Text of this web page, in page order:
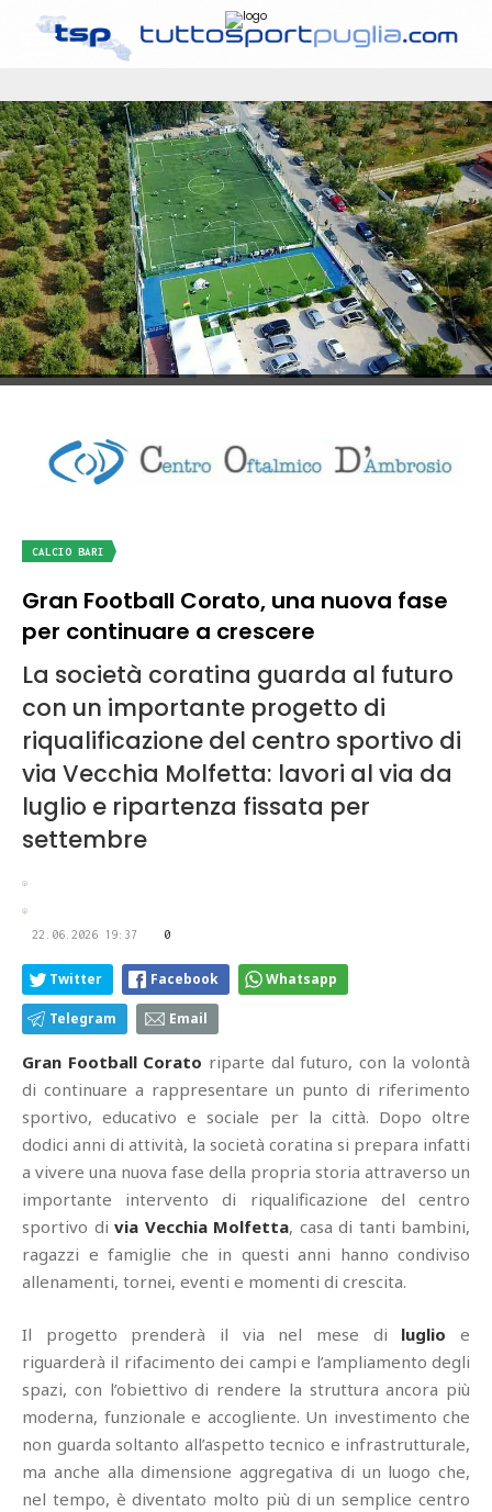
CALCIO BARI
Gran Football Corato, una nuova fase
per continuare a crescere
La società coratina guarda al futuro
con un importante progetto di
riqualificazione del centro sportivo di
via Vecchia Molfetta: lavori al via da
luglio e ripartenza fissata per
settembre
22.06.2026 19:37 0
Twitter Facebook Whatsapp
Telegram Email
Gran Football Corato riparte dal futuro, con la volontà
di continuare a rappresentare un punto di riferimento
sportivo, educativo e sociale per la città. Dopo oltre
dodici anni di attività, la società coratina si prepara infatti
a vivere una nuova fase della propria storia attraverso un
importante intervento di riqualificazione del centro
sportivo di via Vecchia Molfetta, casa di tanti bambini,
ragazzi e famiglie che in questi anni hanno condiviso
allenamenti, tornei, eventi e momenti di crescita.
Il progetto prenderà il via nel mese di luglio e
riguarderà il rifacimento dei campi e l’ampliamento degli
spazi, con l’obiettivo di rendere la struttura ancora più
moderna, funzionale e accogliente. Un investimento che
non guarda soltanto all’aspetto tecnico e infrastrutturale,
ma anche alla dimensione aggregativa di un luogo che,
nel tempo, è diventato molto più di un semplice centro